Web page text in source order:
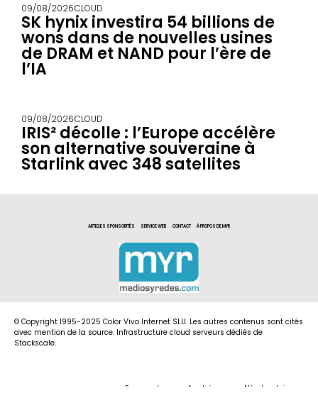
09/08/2026CLOUD
SK hynix investira 54 billions de
wons dans de nouvelles usines
de DRAM et NAND pour l’ère de
l’IA
09/08/2026CLOUD
IRIS² décolle : l’Europe accélère
son alternative souveraine à
Starlink avec 348 satellites
ARTICLES SPONSORITÉS SERVICE WEB CONTACT À PROPOS DE MYR
© Copyright 1995-2025 Color Vivo Internet SLU. Les autres contenus sont cités
avec mention de la source. Infrastructure cloud serveurs dédiés de
Stackscale.
Espagnol Anglais Néerlandais